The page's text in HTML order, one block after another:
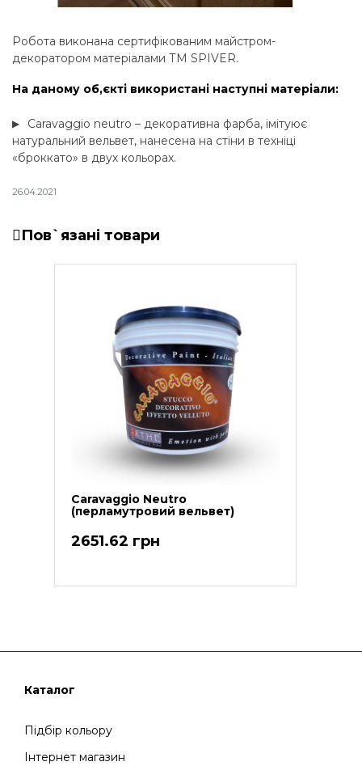
Робота виконана сертифікованим майстром-
декоратором матеріалами ТМ SPIVER.
На даному об,єкті використані наступні матеріали:
Caravaggio neutro – декоративна фарба, імітуює
натуральний вельвет, нанесена на стіни в техніці
«броккато» в двух кольорах.
26.04.2021
Пов`язані товари
Caravaggio Neutro
(перламутровий вельвет)
2651.62 грн
Каталог
Підбір кольору
Інтернет магазин